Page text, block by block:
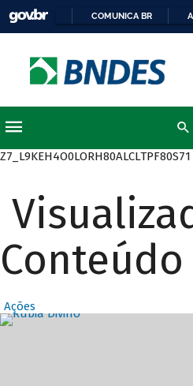
COMUNICA BR
Z7_L9KEH4O0LORH80ALCLTPF80S71
Ações